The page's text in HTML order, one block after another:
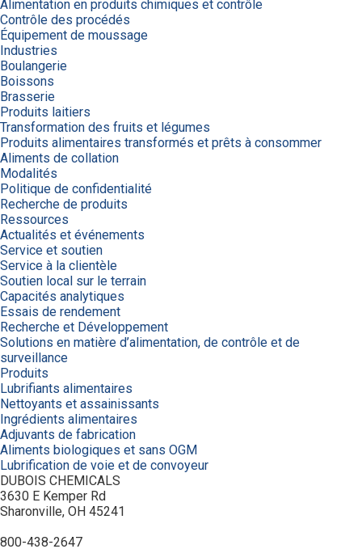
Alimentation en produits chimiques et contrôle
Contrôle des procédés
Équipement de moussage
Industries
Boulangerie
Boissons
Brasserie
Produits laitiers
Transformation des fruits et légumes
Produits alimentaires transformés et prêts à consommer
Aliments de collation
Modalités
Politique de confidentialité
Recherche de produits
Ressources
Actualités et événements
Service et soutien
Service à la clientèle
Soutien local sur le terrain
Capacités analytiques
Essais de rendement
Recherche et Développement
Solutions en matière d’alimentation, de contrôle et de
surveillance
Produits
Lubrifiants alimentaires
Nettoyants et assainissants
Ingrédients alimentaires
Adjuvants de fabrication
Aliments biologiques et sans OGM
Lubrification de voie et de convoyeur
DUBOIS CHEMICALS
3630 E Kemper Rd
Sharonville, OH 45241
800-438-2647